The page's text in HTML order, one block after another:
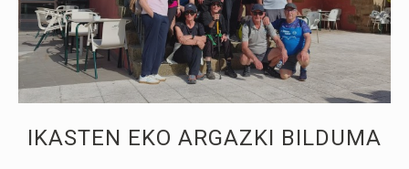
IKASTEN EKO ARGAZKI BILDUMA